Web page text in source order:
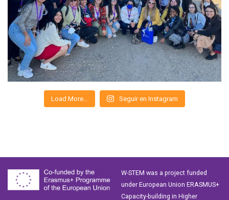
Load More… Seguir en Instagram
W-STEM was a project funded
under European Union ERASMUS+
Capacity-building in Higher